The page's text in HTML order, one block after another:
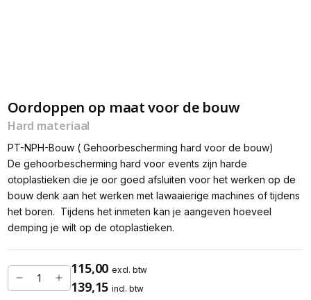
Oordoppen op maat voor de bouw
Hard materiaal
PT-NPH-Bouw ( Gehoorbescherming hard voor de bouw)
De gehoorbescherming hard voor events zijn harde
otoplastieken die je oor goed afsluiten voor het werken op de
bouw denk aan het werken met lawaaierige machines of tijdens
het boren. Tijdens het inmeten kan je aangeven hoeveel
demping je wilt op de otoplastieken.
115,00 excl. btw
139,15 incl. btw